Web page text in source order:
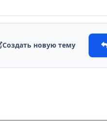
Создать новую тему